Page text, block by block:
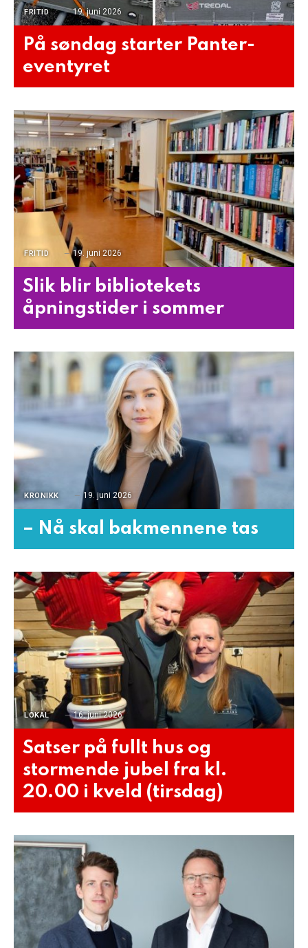
FRITID 19. juni 2026
På søndag starter Panter-
eventyret
FRITID 19. juni 2026
Slik blir bibliotekets
åpningstider i sommer
KRONIKK 19. juni 2026
– Nå skal bakmennene tas
LOKAL 16. juni 2026
Satser på fullt hus og
stormende jubel fra kl.
20.00 i kveld (tirsdag)